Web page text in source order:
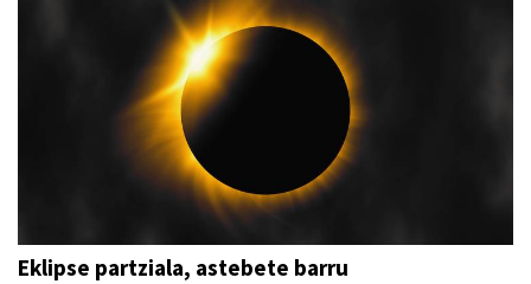
Eklipse partziala, astebete barru